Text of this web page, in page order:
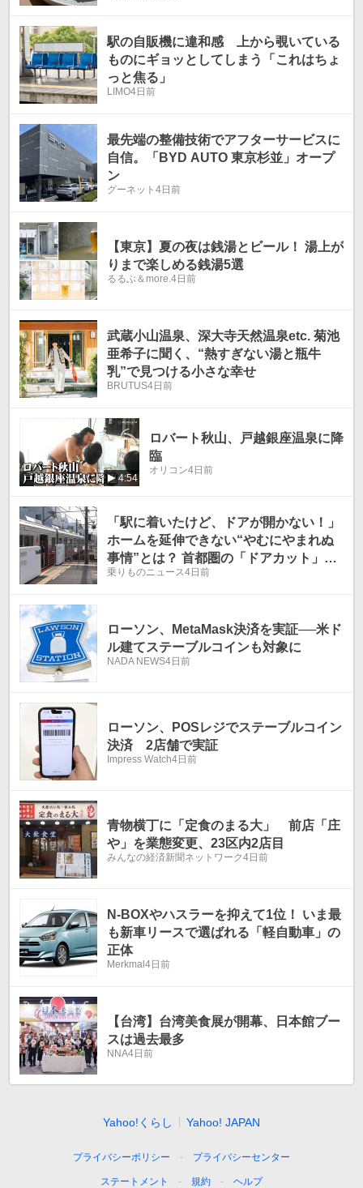
駅の自販機に違和感 上から覗いている
ものにギョッとしてしまう「これはちょ
っと焦る」
LIMO4日前
最先端の整備技術でアフターサービスに
自信。「BYD AUTO 東京杉並」オープ
ン
グーネット 4日前
【東京】夏の夜は銭湯とビール！ 湯上が
りまで楽しめる銭湯5選
るるぶ＆more. 4日前
武蔵小山温泉、深大寺天然温泉etc. 菊池
亜希子に聞く、“熱すぎない湯と瓶牛
乳”で見つける小さな幸せ
BRUTUS4日前
4:54
ロバート秋山、戸越銀座温泉に降
臨
オリコン4日前
「駅に着いたけど、ドアが開かない！」
ホームを延伸できない“やむにやまれぬ
事情”とは？ 首都圏の「ドアカット」駅
5選
乗りものニュース4日前
ローソン、MetaMask決済を実証──米ド
ル建てステーブルコインも対象に
NADA NEWS4日前
ローソン、POSレジでステーブルコイン
決済 2店舗で実証
Impress Watch4日前
青物横丁に「定食のまる大」 前店「庄
や」を業態変更、23区内2店目
みんなの経済新聞ネットワーク4日前
N-BOXやハスラーを抑えて1位！ いま最
も新車リースで選ばれる「軽自動車」の
正体
Merkmal4日前
【台湾】台湾美食展が開幕、日本館ブー
スは過去最多
NNA4日前
Yahoo!くらし Yahoo! JAPAN
プライバシーポリシー プライバシーセンター
ステートメント 規約 ヘルプ